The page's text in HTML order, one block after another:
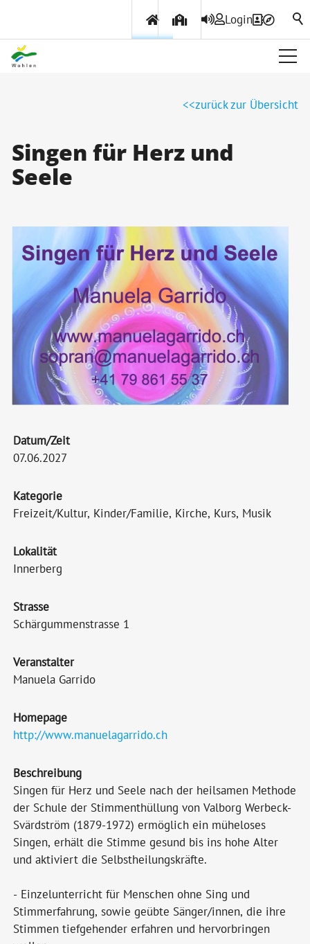
Login
Politik & Verwaltung
Themen & Services
zurück zur Übersicht
Singen für Herz und
Seele
Datum/Zeit
07.06.2027
Kategorie
Freizeit/Kultur, Kinder/Familie, Kirche, Kurs, Musik
Lokalität
Innerberg
Strasse
Schärgummenstrasse 1
Veranstalter
Manuela Garrido
Homepage
http://www.manuelagarrido.ch
Beschreibung
Singen für Herz und Seele nach der heilsamen Methode
der Schule der Stimmenthüllung von Valborg Werbeck-
Svärdström (1879-1972) ermöglich ein müheloses
Singen, erhält die Stimme gesund bis ins hohe Alter
und aktiviert die Selbstheilungskräfte.
- Einzelunterricht für Menschen ohne Sing und
Stimmerfahrung, sowie geübte Sänger/innen, die ihre
Stimmen tiefgehender erfahren und hervorbringen